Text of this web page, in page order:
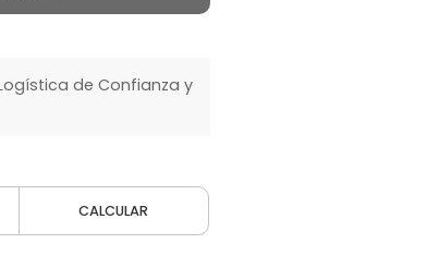
de Confianza y
CALCULAR